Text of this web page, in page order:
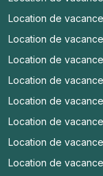
Location de
Location de
Location de
Location de
Location de
Location de
Location de
Location de